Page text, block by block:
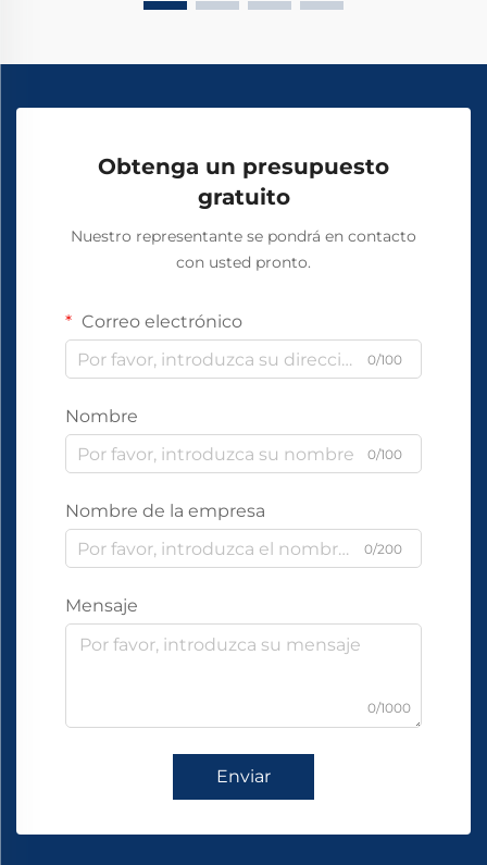
Obtenga un presupuesto
gratuito
Nuestro representante se pondrá en contacto
con usted pronto.
Correo electrónico
0/100
Nombre
0/100
Nombre de la empresa
0/200
Mensaje
0/1000
Enviar